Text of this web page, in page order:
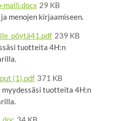
29 KB
menojen kirjaamiseen.
239 KB
tuotteita 4H:n
(1).pdf 371 KB
tuotteita 4H:n